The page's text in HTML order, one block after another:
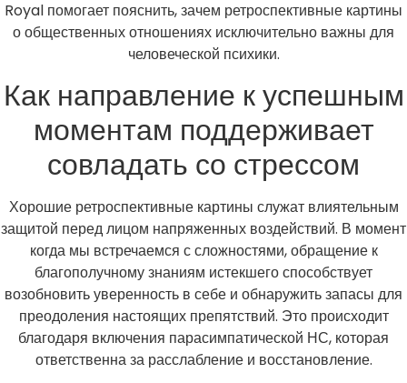
Royal помогает пояснить, зачем ретроспективные картины
о общественных отношениях исключительно важны для
человеческой психики.
Как направление к успешным
моментам поддерживает
совладать со стрессом
Хорошие ретроспективные картины служат влиятельным
защитой перед лицом напряженных воздействий. В момент
когда мы встречаемся с сложностями, обращение к
благополучному знаниям истекшего способствует
возобновить уверенность в себе и обнаружить запасы для
преодоления настоящих препятствий. Это происходит
благодаря включения парасимпатической НС, которая
ответственна за расслабление и восстановление.